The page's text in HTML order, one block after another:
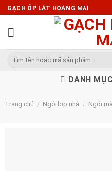
Skip
to
content
GẠCH ỐP LÁT HOÀNG MAI
Tìm
DANH
Trang chủ / Ngói lợp nhà / Ngói